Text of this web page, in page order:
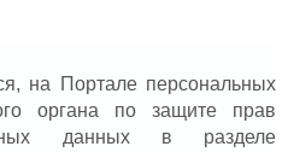
, на Портале персональных
органа по защите прав
данных в разделе